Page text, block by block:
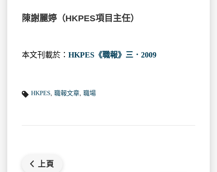
陳謝麗婷（HKPES項目主任）
本文刊載於： HKPES《職報》三．2009
HKPES, 職報文章, 職場
上頁